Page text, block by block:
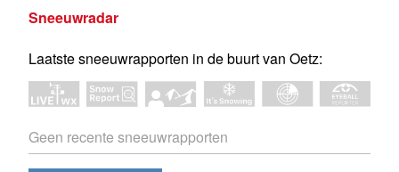
Sneeuwradar
Laatste sneeuwrapporten in de buurt van Oetz:
Geen recente sneeuwrapporten